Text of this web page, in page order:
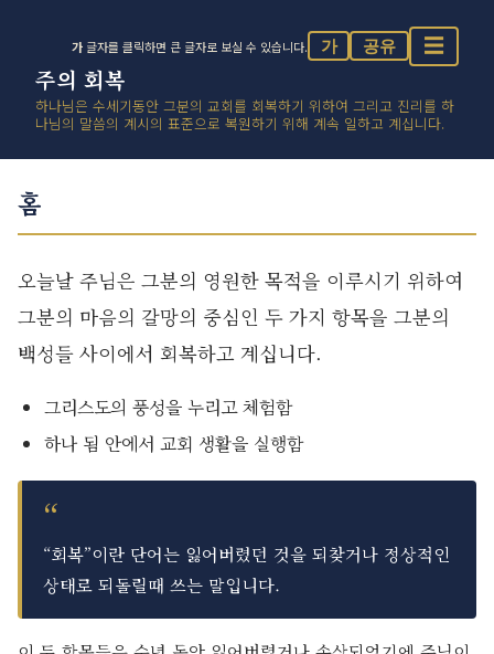
주의 회복
하나님은 수세기동안 그분의 교회를 회복하기 위하여 그리고 진리를 하
나님의 말씀의 계시의 표준으로 복원하기 위해 계속 일하고 계십니다.
가 공유 ☰
가 글자를 클릭하면 큰 글자로 보실 수 있습니다.
홈
오늘날 주님은 그분의 영원한 목적을 이루시기 위하여
그분의 마음의 갈망의 중심인 두 가지 항목을 그분의
백성들 사이에서 회복하고 계십니다.
그리스도의 풍성을 누리고 체험함
하나 됨 안에서 교회 생활을 실행함
“회복”이란 단어는 잃어버렸던 것을 되찾거나 정상적인
상태로 되돌릴때 쓰는 말입니다.